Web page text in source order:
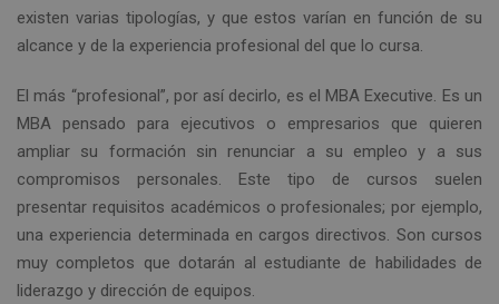
existen varias tipologías, y que estos varían en función de su
alcance y de la experiencia profesional del que lo cursa.
El más “profesional”, por así decirlo, es el MBA Executive. Es un
MBA pensado para ejecutivos o empresarios que quieren
ampliar su formación sin renunciar a su empleo y a sus
compromisos personales. Este tipo de cursos suelen
presentar requisitos académicos o profesionales; por ejemplo,
una experiencia determinada en cargos directivos. Son cursos
muy completos que dotarán al estudiante de habilidades de
liderazgo y dirección de equipos.